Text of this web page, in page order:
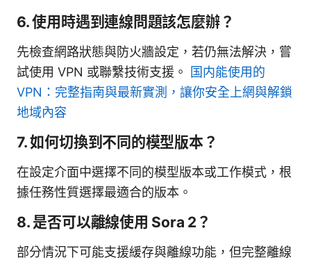
6. 使用時遇到連線問題該怎麼辦？
先檢查網路狀態與防火牆設定，若仍無法解決，嘗
試使用 VPN 或聯繫技術支援。
国内能使用的
VPN：完整指南與最新實測，讓你安全上網與解鎖
地域內容
7. 如何切換到不同的模型版本？
在設定介面中選擇不同的模型版本或工作模式，根
據任務性質選擇最適合的版本。
8. 是否可以離線使用 Sora 2？
部分情況下可能支援緩存與離線功能，但完整離線